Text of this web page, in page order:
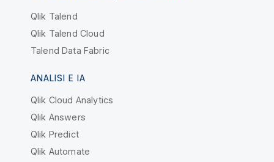
Qlik Talend
Qlik Talend Cloud
Talend Data Fabric
ANALISI E IA
Qlik Cloud Analytics
Qlik Answers
Qlik Predict
Qlik Automate